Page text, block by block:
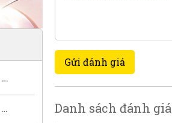
Chương 7 - Khi Tình Yêu Trở Thành Nỗi Đau
Chương 5 - Khi Tình Yêu Trở Thành Nỗi Đau
Gửi đánh giá
Danh sách đánh giá